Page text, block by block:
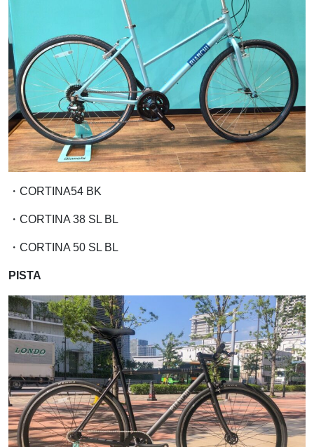
・CORTINA54 BK
・CORTINA 38 SL BL
・CORTINA 50 SL BL
PISTA